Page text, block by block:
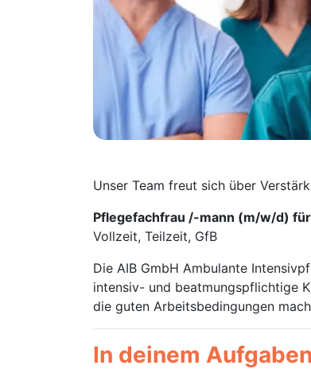
Unser Team freut sich über
Pflegefachfrau /-mann (m/w/d)
Vollzeit, Teilzeit, GfB
Die AIB GmbH Ambulante
intensiv- und beatmungspflichtige
die guten Arbeitsbedingungen
In deinem